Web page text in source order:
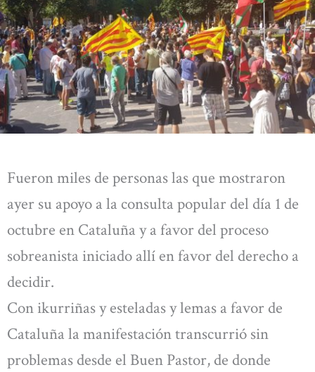
Fueron miles de personas las que mostraron
ayer su apoyo a la consulta popular del día 1 de
octubre en Cataluña y a favor del proceso
sobreanista iniciado allí en favor del derecho a
decidir.
Con ikurriñas y esteladas y lemas a favor de
Cataluña la manifestación transcurrió sin
problemas desde el Buen Pastor, de donde